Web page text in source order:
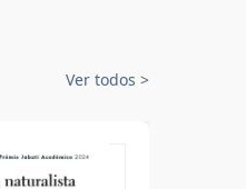
Ver todos >